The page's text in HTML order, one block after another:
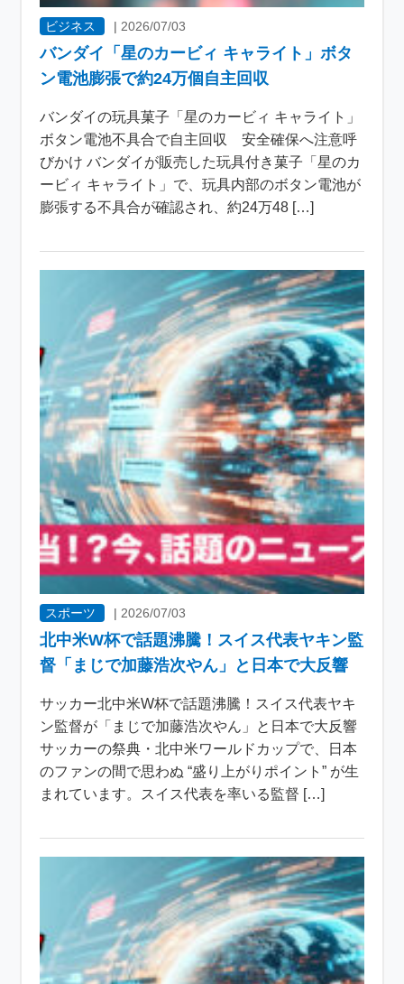
ビジネス | 2026/07/03
バンダイ「星のカービィ キャライト」ボタ
ン電池膨張で約24万個自主回収
バンダイの玩具菓子「星のカービィ キャライト」
ボタン電池不具合で自主回収 安全確保へ注意呼
びかけ バンダイが販売した玩具付き菓子「星のカ
ービィ キャライト」で、玩具内部のボタン電池が
膨張する不具合が確認され、約24万48 […]
スポーツ | 2026/07/03
北中米W杯で話題沸騰！スイス代表ヤキン監
督「まじで加藤浩次やん」と日本で大反響
サッカー北中米W杯で話題沸騰！スイス代表ヤキ
ン監督が「まじで加藤浩次やん」と日本で大反響
サッカーの祭典・北中米ワールドカップで、日本
のファンの間で思わぬ “盛り上がりポイント” が生
まれています。スイス代表を率いる監督 […]